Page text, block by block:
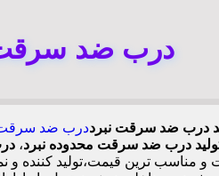
درب ضد سرقت
درب ضد سرقت نبرددرب ضد سرقت
تولید درب ضد سرقت محدوده نبرد،
و مناسب ترین قیمت،تولید